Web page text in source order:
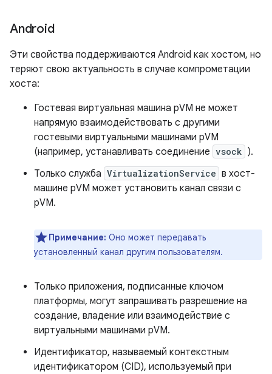
Android
Эти свойства поддерживаются Android как хостом, но
теряют свою актуальность в случае компрометации
хоста:
Гостевая виртуальная машина pVM не может
напрямую взаимодействовать с другими
гостевыми виртуальными машинами pVM
(например, устанавливать соединение vsock ).
Только служба VirtualizationService в хост-
машине pVM может установить канал связи с
pVM.
Примечание: Оно может передавать
установленный канал другим пользователям.
Только приложения, подписанные ключом
платформы, могут запрашивать разрешение на
создание, владение или взаимодействие с
виртуальными машинами pVM.
Идентификатор, называемый контекстным
идентификатором (CID), используемый при